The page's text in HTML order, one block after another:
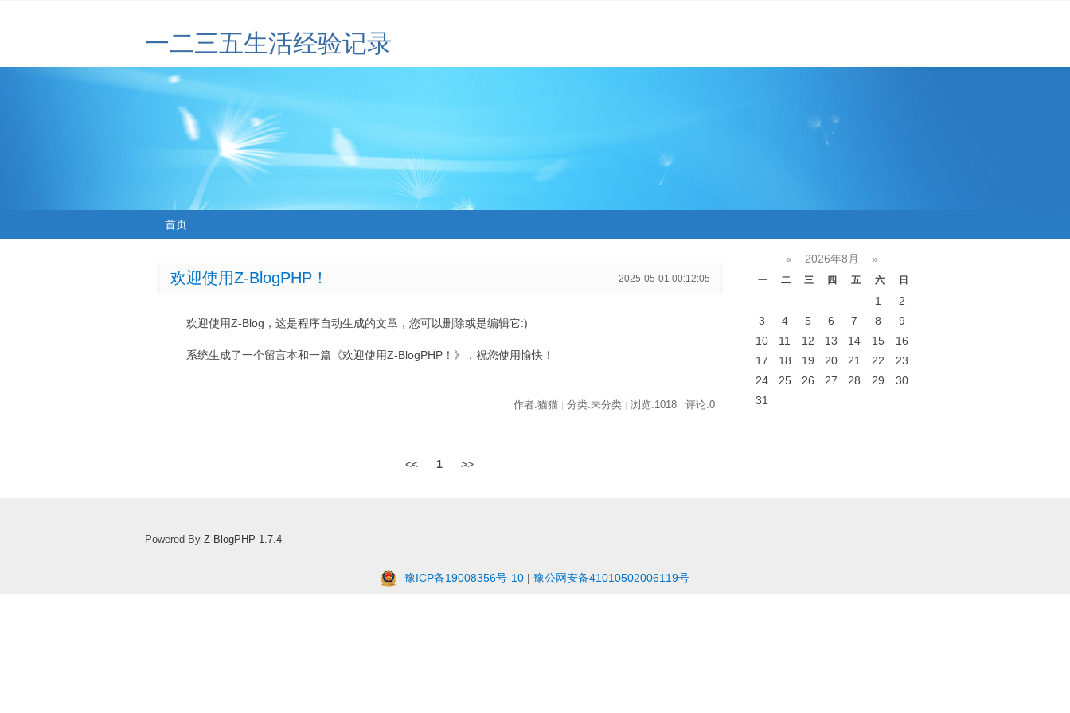
一二三五生活经验记录
首页
欢迎使用Z-BlogPHP！ 2025-05-01 00:12:05
欢迎使用Z-Blog，这是程序自动生成的文章，您可以删除或是编辑它:)
系统生成了一个留言本和一篇《欢迎使用Z-BlogPHP！》，祝您使用愉快！
作者:猫猫 | 分类:未分类 | 浏览:1018 | 评论:0
<< 1 >>
« 2026年8月 »
一 二 三 四 五 六 日
1
2
3
4 5 6 7 8
9
10
11 12 13 14 15
16
17
18 19 20 21 22
23
24
25 26 27 28 29
30
31
Powered By Z-BlogPHP 1.7.4
豫ICP备19008356号-10 | 豫公网安备41010502006119号